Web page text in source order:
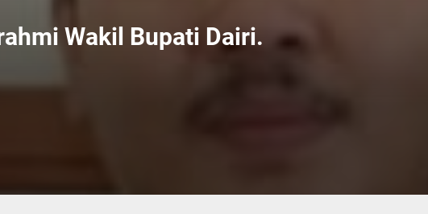
Wakil Bupati Dairi.